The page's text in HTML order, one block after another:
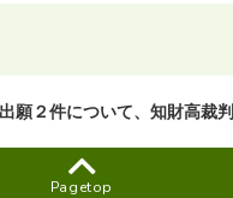
願２件について、知財高裁
Pagetop